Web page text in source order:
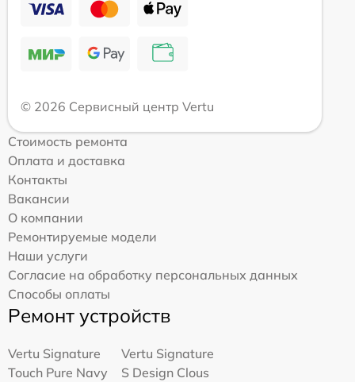
© 2026 Сервисный центр Vertu
Стоимость ремонта
Оплата и доставка
Контакты
Вакансии
О компании
Ремонтируемые модели
Наши услуги
Согласие на обработку персональных данных
Способы оплаты
Ремонт устройств
Vertu Signature
Touch Pure Navy
Vertu Signature
S Design Clous